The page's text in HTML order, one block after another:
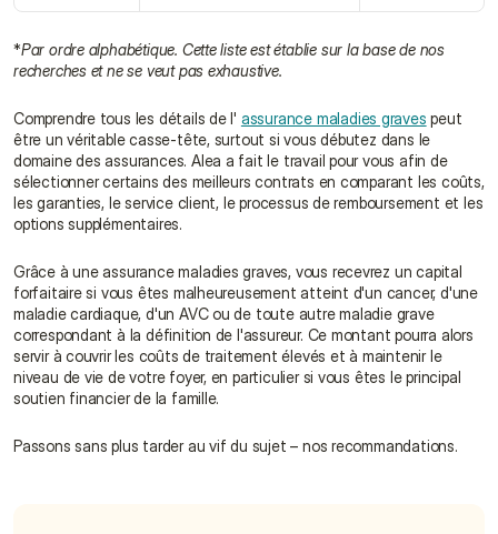
*Par ordre alphabétique. Cette liste est établie sur la base de nos
recherches et ne se veut pas exhaustive.
Comprendre tous les détails de l' assurance maladies graves peut
être un véritable casse-tête, surtout si vous débutez dans le
domaine des assurances. Alea a fait le travail pour vous afin de
sélectionner certains des meilleurs contrats en comparant les coûts,
les garanties, le service client, le processus de remboursement et les
options supplémentaires.
Grâce à une assurance maladies graves, vous recevrez un capital
forfaitaire si vous êtes malheureusement atteint d'un cancer, d'une
maladie cardiaque, d'un AVC ou de toute autre maladie grave
correspondant à la définition de l'assureur. Ce montant pourra alors
servir à couvrir les coûts de traitement élevés et à maintenir le
niveau de vie de votre foyer, en particulier si vous êtes le principal
soutien financier de la famille.
Passons sans plus tarder au vif du sujet – nos recommandations.